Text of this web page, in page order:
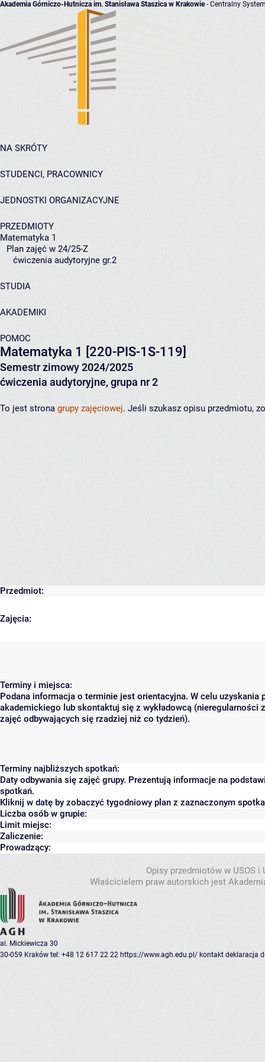
Akademia Górniczo-Hutnicza im. Stanisława Staszica w Krakowie- Centralny
NA SKRÓTY
STUDENCI, PRACOWNICY
JEDNOSTKI ORGANIZACYJNE
PRZEDMIOTY
Matematyka 1
Plan zajęć w 24/25-Z
ćwiczenia audytoryjne gr.2
STUDIA
AKADEMIKI
POMOC
Matematyka 1 [220-PIS-1S-119]
Semestr zimowy 2024/2025
ćwiczenia audytoryjne, grupa nr 2
To jest strona grupy zajęciowej. Jeśli szukasz opisu przedmiotu,
Przedmiot:
Zajęcia:
Terminy i miejsca:
Podana informacja o terminie jest orientacyjna. W celu
akademickiego lub skontaktuj się z wykładowcą (nieregularności
zajęć odbywających się rzadziej niż co tydzień).
Terminy najbliższych spotkań:
Daty odbywania się zajęć grupy. Prezentują informacje na
spotkań.
Kliknij w datę by zobaczyć tygodniowy plan z zaznaczonym
Liczba osób w grupie:
Limit miejsc:
Zaliczenie:
Prowadzący:
Opisy przedmiotów w USOS
Właścicielem praw autorskich jest
al. Mickiewicza 30
30-059 Kraków tel: +48 12 617 22 22 https://www.agh.edu.pl/ kontakt deklaracja